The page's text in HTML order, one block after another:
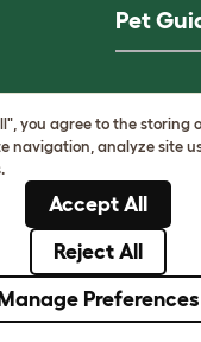
Pet
Anatre
Api
Conigli
Criceti
Gerbilli
you agree to the storing
navigation, analyze site
Accept All
Reject All
Manage Preferences